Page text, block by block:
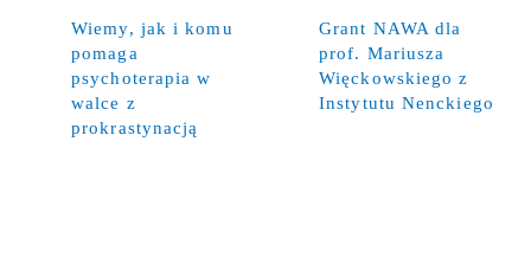
Wiemy, jak i komu
pomaga
psychoterapia w
walce z
prokrastynacją
Grant NAWA dla
prof. Mariusza
Więckowskiego z
Instytutu Nenckiego